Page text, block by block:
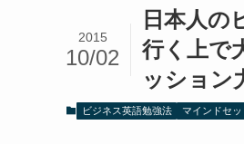
日本人の
行く上で
ッション
2015
10/02
ビジネス英語勉強法 マインドセッ